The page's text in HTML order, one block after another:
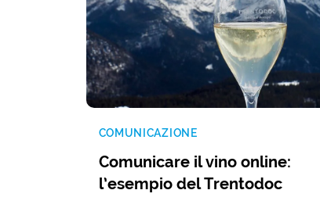
COMUNICAZIONE
Comunicare il vino online:
l’esempio del Trentodoc